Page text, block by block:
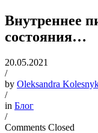
Внутреннее
состояния…
20.05.2021
/
by Oleksandra
/
in Блог
/
Comments Closed